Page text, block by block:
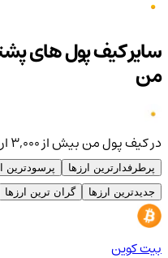
سایر کیف پول های
من
در کیف پول من بیش از ۳,۰۰۰ ارز دیجیتال قابل معامله وجود دارد
پرطرفدارترین ارزها پرسودترین
جدیدترین ارزها
گران ترین ارزها
بیت کوین